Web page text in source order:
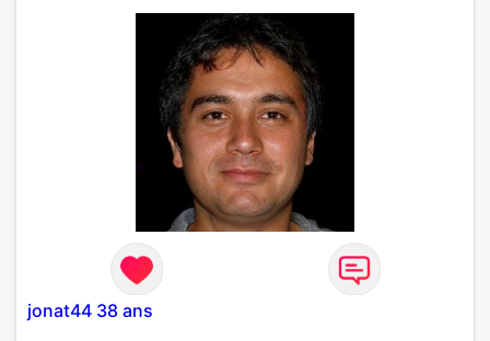
partage, plaisir, reconnaissance, respect, curiosité...
La vie est belle, à 2 elle est magnifique!
jonat44 38 ans